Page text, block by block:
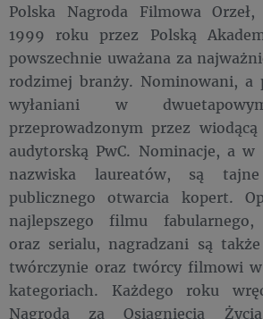
Polska Nagroda Filmowa
1999 roku przez Polską
powszechnie uważana za
rodzimej branży. Nominowani, a
wyłaniani w
przeprowadzonym przez
audytorską PwC. Nominacje, a w
nazwiska laureatów, są
publicznego otwarcia kopert.
najlepszego filmu fabularnego,
oraz serialu, nagradzani są
twórczynie oraz twórcy filmowi
kategoriach. Każdego roku
Nagroda za Osiągnięcia